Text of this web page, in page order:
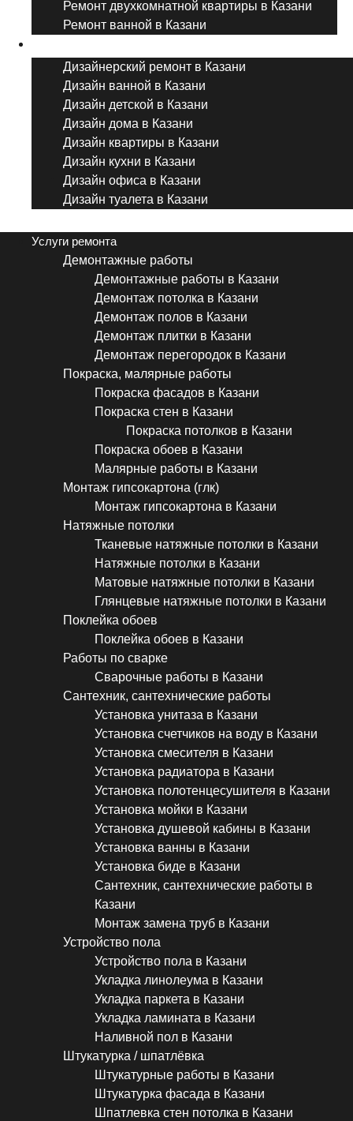
Ремонт двухкомнатной квартиры в Казани
Ремонт ванной в Казани
Дизайнерский ремонт в Казани
Дизайн ванной в Казани
Дизайн детской в Казани
Дизайн дома в Казани
Дизайн квартиры в Казани
Дизайн кухни в Казани
Дизайн офиса в Казани
Дизайн туалета в Казани
Услуги ремонта
Демонтажные работы
Демонтажные работы в Казани
Демонтаж потолка в Казани
Демонтаж полов в Казани
Демонтаж плитки в Казани
Демонтаж перегородок в Казани
Покраска, малярные работы
Покраска фасадов в Казани
Покраска стен в Казани
Покраска потолков в Казани
Покраска обоев в Казани
Малярные работы в Казани
Монтаж гипсокартона (глк)
Монтаж гипсокартона в Казани
Натяжные потолки
Тканевые натяжные потолки в Казани
Натяжные потолки в Казани
Матовые натяжные потолки в Казани
Глянцевые натяжные потолки в Казани
Поклейка обоев
Поклейка обоев в Казани
Работы по сварке
Сварочные работы в Казани
Сантехник, сантехнические работы
Установка унитаза в Казани
Установка счетчиков на воду в Казани
Установка смесителя в Казани
Установка радиатора в Казани
Установка полотенцесушителя в Казани
Установка мойки в Казани
Установка душевой кабины в Казани
Установка ванны в Казани
Установка биде в Казани
Сантехник, сантехнические работы в
Казани
Монтаж замена труб в Казани
Устройство пола
Устройство пола в Казани
Укладка линолеума в Казани
Укладка паркета в Казани
Укладка ламината в Казани
Наливной пол в Казани
Штукатурка / шпатлёвка
Штукатурные работы в Казани
Штукатурка фасада в Казани
Шпатлевка стен потолка в Казани